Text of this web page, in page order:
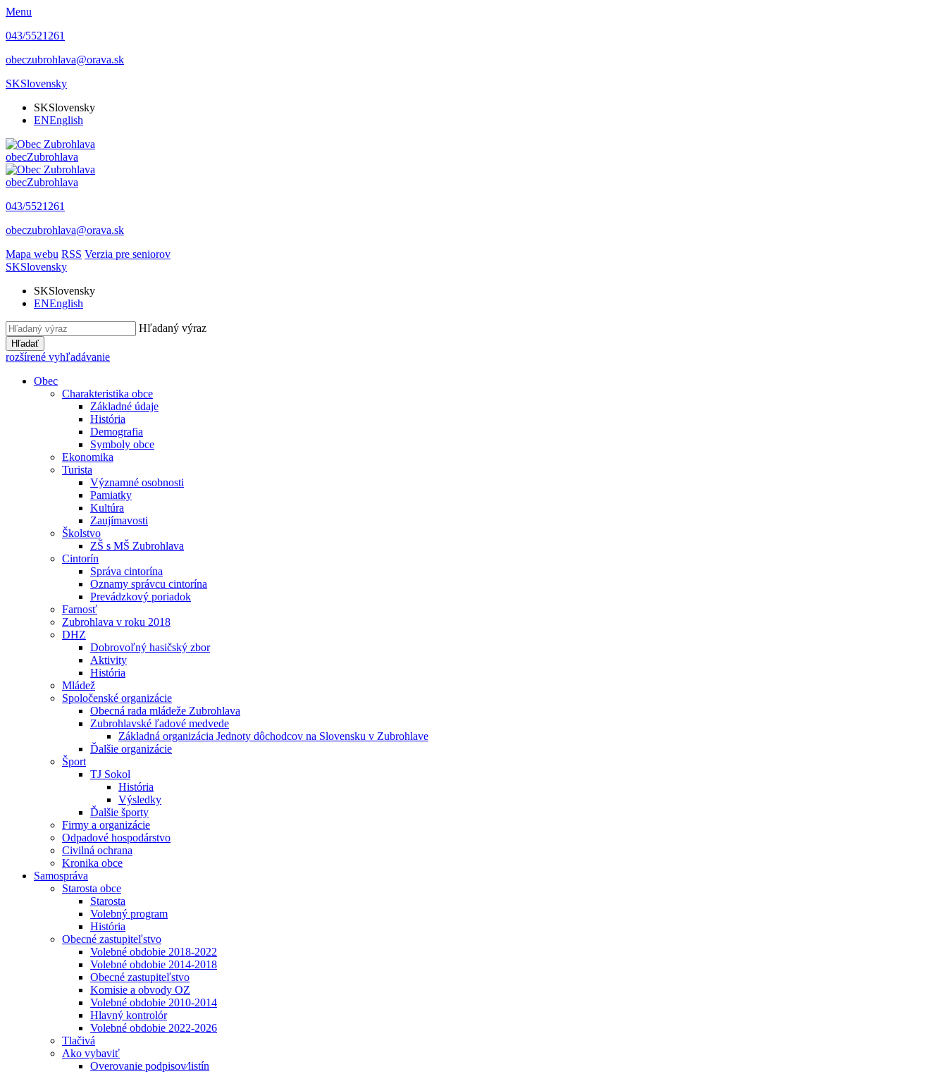
Menu
043/5521261
obeczubrohlava@orava.sk
SKSlovensky
SKSlovensky
ENEnglish
obecZubrohlava
obecZubrohlava
043/5521261
obeczubrohlava@orava.sk
Mapa webu RSS Verzia pre seniorov
SKSlovensky
SKSlovensky
ENEnglish
Hľadaný výraz
Hľadať
rozšírené vyhľadávanie
Obec
Charakteristika obce
Základné údaje
História
Demografia
Symboly obce
Ekonomika
Turista
Významné osobnosti
Pamiatky
Kultúra
Zaujímavosti
Školstvo
ZŠ s MŠ Zubrohlava
Cintorín
Správa cintorína
Oznamy správcu cintorína
Prevádzkový poriadok
Farnosť
Zubrohlava v roku 2018
DHZ
Dobrovoľný hasičský zbor
Aktivity
História
Mládež
Spoločenské organizácie
Obecná rada mládeže Zubrohlava
Zubrohlavské ľadové medvede
Základná organizácia Jednoty dôchodcov na Slovensku v Zubrohlave
Ďalšie organizácie
Šport
TJ Sokol
História
Výsledky
Ďalšie športy
Firmy a organizácie
Odpadové hospodárstvo
Civilná ochrana
Kronika obce
Samospráva
Starosta obce
Starosta
Volebný program
História
Obecné zastupiteľstvo
Volebné obdobie 2018-2022
Volebné obdobie 2014-2018
Obecné zastupiteľstvo
Komisie a obvody OZ
Volebné obdobie 2010-2014
Hlavný kontrolór
Volebné obdobie 2022-2026
Tlačivá
Ako vybaviť
Overovanie podpisov⁄listín